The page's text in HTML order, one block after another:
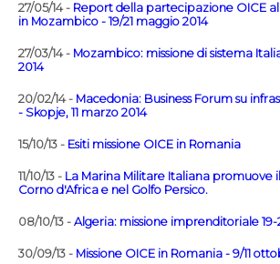
27/05/14 - Report della partecipazione OICE
in Mozambico - 19/21 maggio 2014
27/03/14 - Mozambico: missione di sistema
2014
20/02/14 - Macedonia: Business Forum su
- Skopje, 11 marzo 2014
15/10/13 - Esiti missione OICE in Romania
11/10/13 - La Marina Militare Italiana promuove
Corno d'Africa e nel Golfo Persico.
08/10/13 - Algeria: missione imprenditoriale 19-
30/09/13 - Missione OICE in Romania - 9/11